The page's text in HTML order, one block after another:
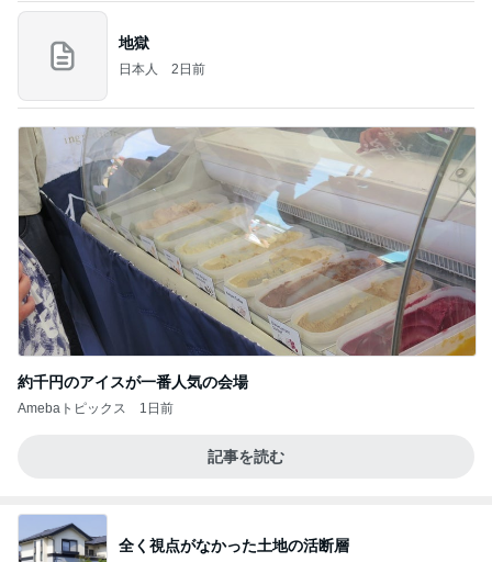
地獄
日本人 2日前
約千円のアイスが一番人気の会場
Amebaトピックス 1日前
記事を読む
全く視点がなかった土地の活断層